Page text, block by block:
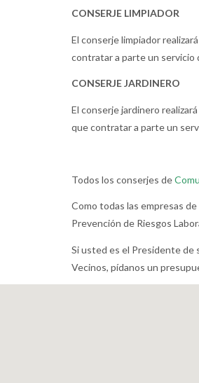
CONSERJE LIMPIADOR
El conserje limpiador
contratar a parte un servicio
CONSERJE JARDINERO
El conserje jardinero
que contratar a parte un
Todos los conserjes de
Como todas las empresas
Prevención de Riesgos
Si usted es el Presidente de
Vecinos, pídanos un